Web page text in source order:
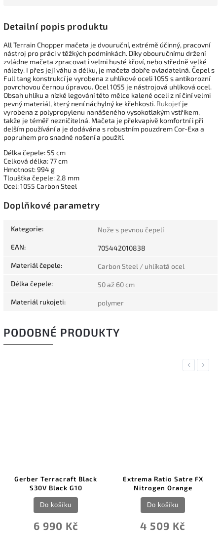
Detailní popis produktu
All Terrain Chopper mačeta je dvouruční, extrémě účinný, pracovní
nástroj pro práci v těžkých podmínkách. Díky obouručnímu držení
zvládne mačeta zpracovat i velmi husté křoví, nebo středně velké
nálety. I přes její váhu a délku, je mačeta dobře ovladatelná. Čepel s
Full tang konstrukcí je vyrobena z uhlíkové oceli 1055 s antikorozní
povrchovou černou úpravou. Ocel 1055 je nástrojová uhlíková ocel.
Obsah uhlíku a nízké legování této mělce kalené oceli z ní činí velmi
pevný materiál, který není náchylný ke křehkosti. Rukojeť je
vyrobena z polypropylenu nanášeného vysokotlakým vstřikem,
takže je téměř nezničitelná. Mačeta je překvapivě komfortní i při
delším používání a je dodávána s robustním pouzdrem Cor-Exa a
popruhem pro snadné nošení a použití.
Délka čepele: 55 cm
Celková délka: 77 cm
Hmotnost: 994 g
Tloušťka čepele: 2,8 mm
Ocel: 1055 Carbon Steel
Doplňkové parametry
Kategorie: Nože s pevnou čepelí
EAN: 705442010838
Materiál čepele: Carbon Steel / uhlíkatá ocel
Délka čepele: 50 až 60 cm
Materiál rukojeti: polymer
PODOBNÉ PRODUKTY
Previous
Black
G10
Extrema Ratio Satre FX
Nitrogen Orange
Morakniv
Next